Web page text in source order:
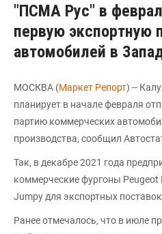
"ПСМА Рус" в
первую экспортную
автомобилей в
МОСКВА (Маркет Репорт) --
планирует в начале февраля
партию коммерческих
производства, сообщил
Так, в декабре 2021 года
коммерческие фургоны Peugeot
Jumpy для экспортных
Ранее отмечалось, что в июле